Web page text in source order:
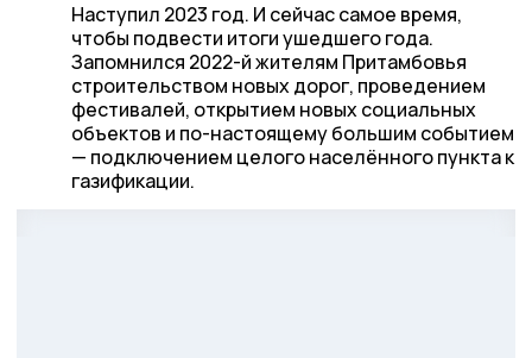
Наступил 2023 год. И сейчас самое время,
чтобы подвести итоги ушедшего года.
Запомнился 2022-й жителям Притамбовья
строительством новых дорог, проведением
фестивалей, открытием новых социальных
объектов и по-настоящему большим событием
— подключением целого населённого пункта к
газификации.